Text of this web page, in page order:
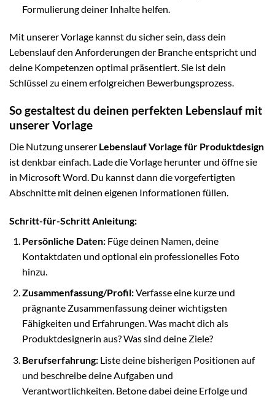
Formulierung deiner Inhalte helfen.
Mit unserer Vorlage kannst du sicher sein, dass dein
Lebenslauf den Anforderungen der Branche entspricht und
deine Kompetenzen optimal präsentiert. Sie ist dein
Schlüssel zu einem erfolgreichen Bewerbungsprozess.
So gestaltest du deinen perfekten Lebenslauf mit
unserer Vorlage
Die Nutzung unserer Lebenslauf Vorlage für Produktdesign
ist denkbar einfach. Lade die Vorlage herunter und öffne sie
in Microsoft Word. Du kannst dann die vorgefertigten
Abschnitte mit deinen eigenen Informationen füllen.
Schritt-für-Schritt Anleitung:
Persönliche Daten:Füge deinen Namen, deine
Kontaktdaten und optional ein professionelles Foto
hinzu.
Zusammenfassung/Profil:Verfasse eine kurze und
prägnante Zusammenfassung deiner wichtigsten
Fähigkeiten und Erfahrungen. Was macht dich als
Produktdesignerin aus? Was sind deine Ziele?
Berufserfahrung:Liste deine bisherigen Positionen auf
und beschreibe deine Aufgaben und
Verantwortlichkeiten. Betone dabei deine Erfolge und